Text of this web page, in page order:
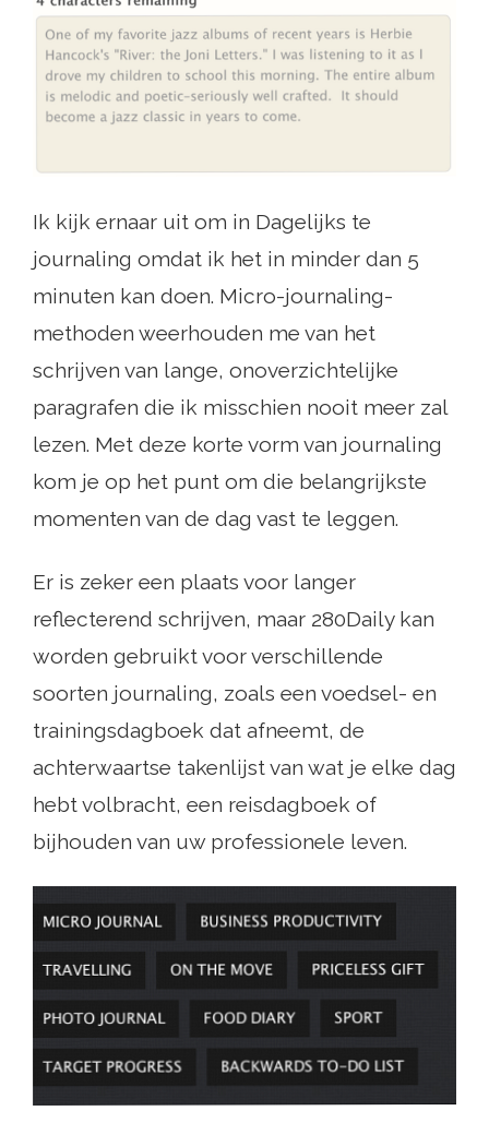
Ik kijk ernaar uit om in Dagelijks te
journaling omdat ik het in minder dan 5
minuten kan doen. Micro-journaling-
methoden weerhouden me van het
schrijven van lange, onoverzichtelijke
paragrafen die ik misschien nooit meer zal
lezen. Met deze korte vorm van journaling
kom je op het punt om die belangrijkste
momenten van de dag vast te leggen.
Er is zeker een plaats voor langer
reflecterend schrijven, maar 280Daily kan
worden gebruikt voor verschillende
soorten journaling, zoals een voedsel- en
trainingsdagboek dat afneemt, de
achterwaartse takenlijst van wat je elke dag
hebt volbracht, een reisdagboek of
bijhouden van uw professionele leven.